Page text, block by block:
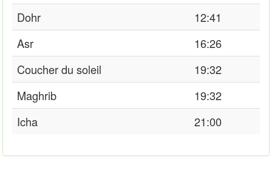
Dohr
12:41
Asr
16:26
Coucher du soleil
19:32
Maghrib
19:32
Icha
21:00